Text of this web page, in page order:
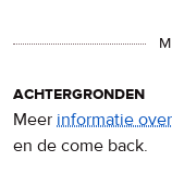
achtergronden
Meer informatie
en de come back.